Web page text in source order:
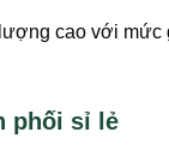
cao với
phối sỉ lẻ